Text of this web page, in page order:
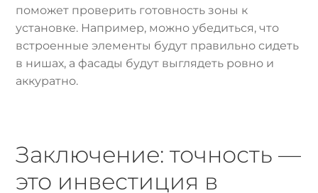
поможет проверить готовность зоны к
установке. Например, можно убедиться, что
встроенные элементы будут правильно сидеть
в нишах, а фасады будут выглядеть ровно и
аккуратно.
Заключение: точность —
это инвестиция в